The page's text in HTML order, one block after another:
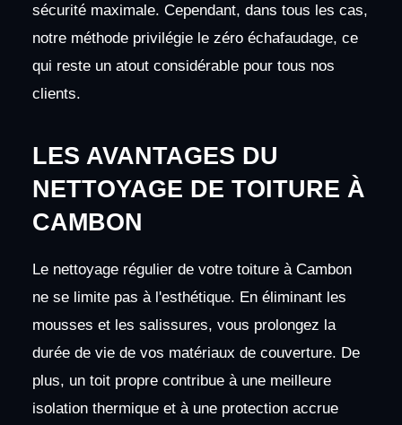
sécurité maximale. Cependant, dans tous les cas,
notre méthode privilégie le zéro échafaudage, ce
qui reste un atout considérable pour tous nos
clients.
LES AVANTAGES DU
NETTOYAGE DE TOITURE À
CAMBON
Le nettoyage régulier de votre toiture à Cambon
ne se limite pas à l'esthétique. En éliminant les
mousses et les salissures, vous prolongez la
durée de vie de vos matériaux de couverture. De
plus, un toit propre contribue à une meilleure
isolation thermique et à une protection accrue